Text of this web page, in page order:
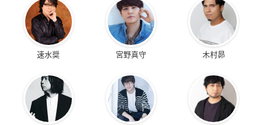
速水奨 宮野真守 木村昴